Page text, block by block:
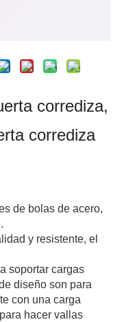
corrediza,
corrediza
de bolas de acero,
y resistente, el
soportar cargas
diseño son para
con una carga
hacer vallas